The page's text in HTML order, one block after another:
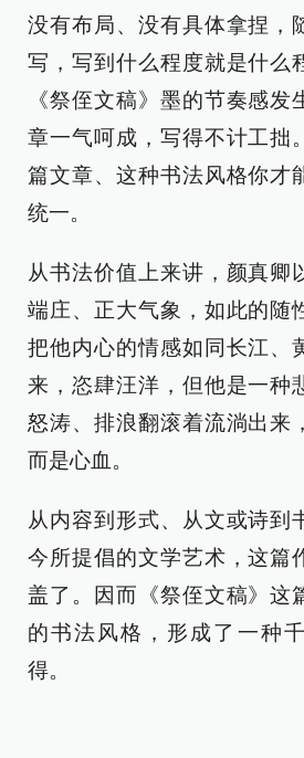
没有布局、没有具体拿捏，
写，写到什么程度就是什么
《祭侄文稿》墨的节奏感发
章一气呵成，写得不计工拙
篇文章、这种书法风格你才
统一。
从书法价值上来讲，颜真卿
端庄、正大气象，如此的随
把他内心的情感如同长江、
来，恣肆汪洋，但他是一种
怒涛、排浪翻滚着流淌出来
而是心血。
从内容到形式、从文或诗到
今所提倡的文学艺术，这篇
盖了。因而《祭侄文稿》这
的书法风格，形成了一种
得。